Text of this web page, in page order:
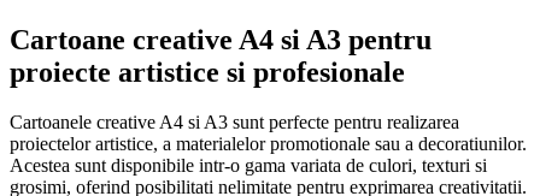
Cartoane creative A4 si A3 pentru
proiecte artistice si profesionale
Cartoanele creative A4 si A3 sunt perfecte pentru realizarea
proiectelor artistice, a materialelor promotionale sau a decoratiunilor.
Acestea sunt disponibile intr-o gama variata de culori, texturi si
grosimi, oferind posibilitati nelimitate pentru exprimarea creativitatii.